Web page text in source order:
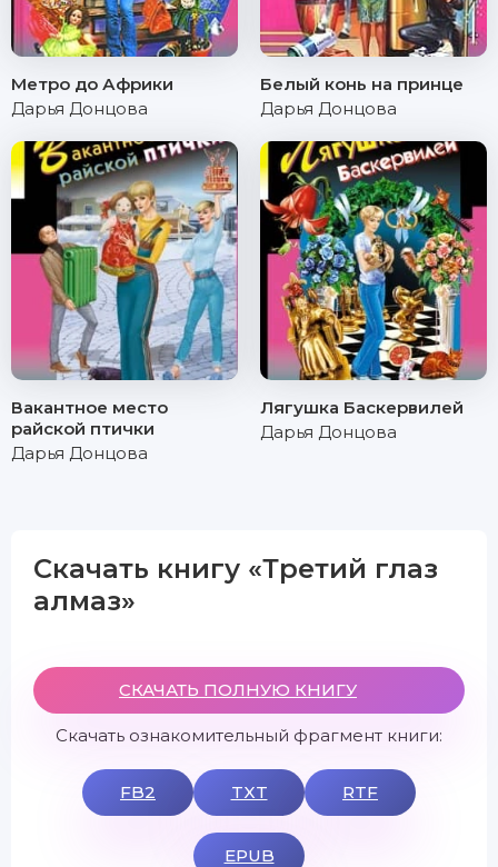
Метро до Африки
Дарья Донцова
Белый конь на принце
Дарья Донцова
Вакантное место
райской птички
Дарья Донцова
Лягушка Баскервилей
Дарья Донцова
Скачать книгу «Третий глаз
алмаз»
СКАЧАТЬ ПОЛНУЮ КНИГУ
Скачать ознакомительный фрагмент книги:
FB2 TXT RTF
EPUB